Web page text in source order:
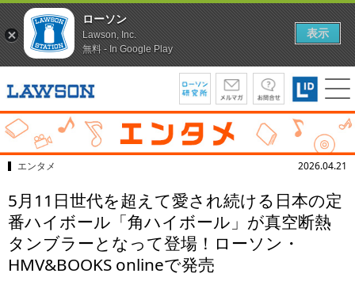
エンタメ 2026.04.21
5月11日世代を超えて愛され続ける日本の定
番ハイボール「角ハイボール」が真空断熱
タンブラーとなって登場！ローソン・
HMV&BOOKS onlineで発売
ローソン
Lawson, Inc.
無料 - In Google Play
表示